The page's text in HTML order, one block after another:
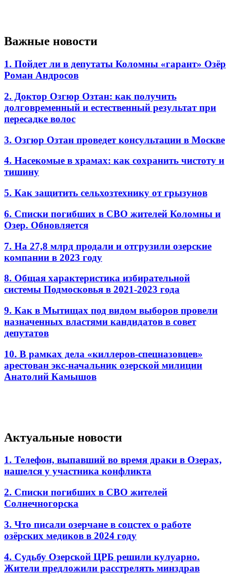
Важные новости
1. Пойдет ли в депутаты Коломны «гарант» Озёр
Роман Андросов
2. Доктор Озгюр Озтан: как получить
долговременный и естественный результат при
пересадке волос
3. Озгюр Озтан проведет консультации в Москве
4. Насекомые в храмах: как сохранить чистоту и
тишину
5. Как защитить сельхозтехнику от грызунов
6. Списки погибших в СВО жителей Коломны и
Озер. Обновляется
7. На 27,8 млрд продали и отгрузили озерские
компании в 2023 году
8. Общая характеристика избирательной
системы Подмосковья в 2021-2023 года
9. Как в Мытищах под видом выборов провели
назначенных властями кандидатов в совет
депутатов
10. В рамках дела «киллеров-спецназовцев»
арестован экс-начальник озерской милиции
Анатолий Камышов
Актуальные новости
1. Телефон, выпавший во время драки в Озерах,
нашелся у участника конфликта
2. Списки погибших в СВО жителей
Солнечногорска
3. Что писали озерчане в соцстех о работе
озёрских медиков в 2024 году
4. Судьбу Озерской ЦРБ решили кулуарно.
Жители предложили расстрелять минздрав